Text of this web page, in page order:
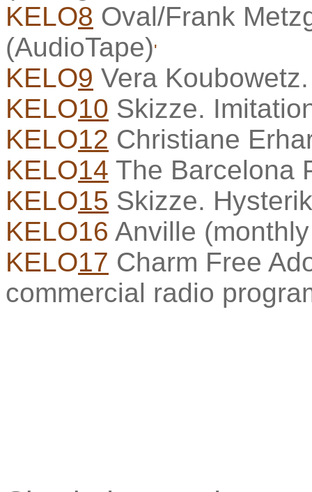
KELO8 Oval/Frank
(AudioTape)'
KELO9 Vera
KELO10 Skizze.
KELO12 Christiane
KELO14 The Barcelona
KELO15 Skizze.
KELO16 Anville
KELO17 Charm Free
commercial radio